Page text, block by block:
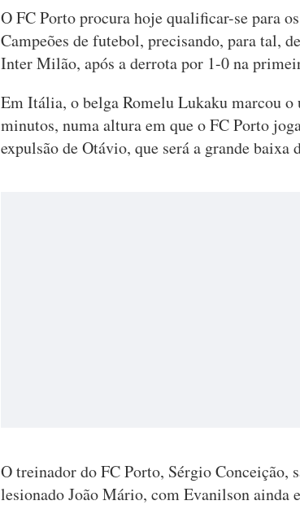
O FC Porto procura hoje qualificar-se para
Campeões de futebol, precisando, para tal,
Inter Milão, após a derrota por 1-0 na
Em Itália, o belga Romelu Lukaku marcou o
minutos, numa altura em que o FC Porto
expulsão de Otávio, que será a grande baixa
O treinador do FC Porto, Sérgio Conceição,
lesionado João Mário, com Evanilson ainda